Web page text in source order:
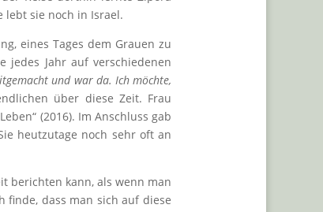
lebt sie noch in Israel.
eines Tages dem Grauen zu
jedes Jahr auf verschiedenen
und war da. Ich möchte,
über diese Zeit. Frau
(2016). Im Anschluss gab
heutzutage noch sehr oft an
berichten kann, als wenn man
dass man sich auf diese